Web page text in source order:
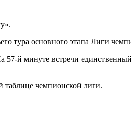
тура основного этапа Лиги
й минуте встречи
таблице чемпионской лиги.